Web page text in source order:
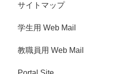
サイトマップ
学生用 Web Mail
教職員用 Web Mail